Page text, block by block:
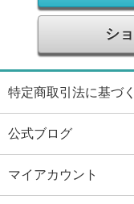
シ
特定商取引法に基づ
公式ブログ
マイアカウント